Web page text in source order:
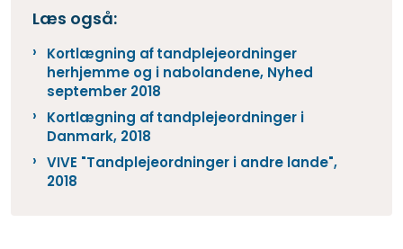
Læs også:
Kortlægning af tandplejeordninger
herhjemme og i nabolandene, Nyhed
september 2018
Kortlægning af tandplejeordninger i
Danmark, 2018
VIVE "Tandplejeordninger i andre lande",
2018